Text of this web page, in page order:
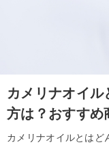
カメリナオイ
方は？おすすめ
カメリナオイルとはど